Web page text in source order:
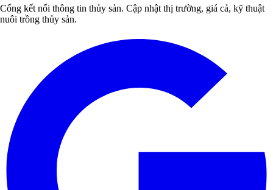
Cổng kết nối thông tin thủy sản. Cập nhật thị trường, giá cả, kỹ thuật
nuôi trồng thủy sản.